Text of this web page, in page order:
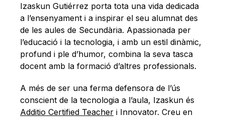
Registra’t
Contacte
Izaskun Gutiérrez porta tota una vida dedicada
a l’ensenyament i a inspirar el seu alumnat des
de les aules de Secundària. Apassionada per
l’educació i la tecnologia, i amb un estil dinàmic,
profund i ple d’humor, combina la seva tasca
docent amb la formació d’altres professionals.
A més de ser una ferma defensora de l’ús
conscient de la tecnologia a l’aula, Izaskun és
Additio Certified Teacher i Innovator. Creu en